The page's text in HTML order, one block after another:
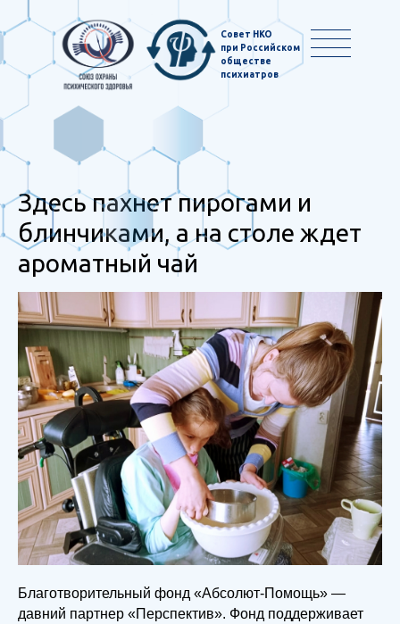
Совет НКО
при Российском
обществе
психиатров
Здесь пахнет пирогами и
блинчиками, а на столе ждет
ароматный чай
Благотворительный фонд «Абсолют-Помощь» —
давний партнер «Перспектив». Фонд поддерживает